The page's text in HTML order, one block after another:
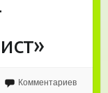
Комментариев